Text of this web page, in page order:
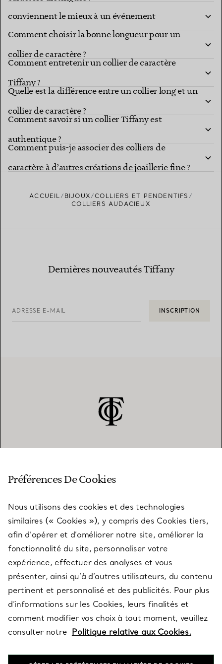
conviennent le mieux à un événement
important ?
Comment choisir la bonne longueur pour un
collier de caractère ?
Comment entretenir un collier de caractère
Tiffany ?
Quelle est la différence entre un collier long et un
collier de caractère ?
Comment savoir si un collier Tiffany est
authentique ?
Comment puis-je associer des colliers de
caractère à d’autres créations de joaillerie fine ?
ACCUEIL BIJOUX
COLLIERS ET PENDENTIFS
COLLIERS AUDACIEUX
Dernières nouveautés Tiffany
ADRESSE E-MAIL INSCRIPTION
SERVICES
À PROPOS
QUESTIONS LÉGALES
SUIVEZ-NOUS
Préférences De Cookies
Nous utilisons des cookies et des technologies
similaires (« Cookies »), y compris des Cookies tiers,
afin d’opérer et d’améliorer notre site, améliorer la
fonctionnalité du site, personnaliser votre
expérience, effectuer des analyses et vous
présenter, ainsi qu’à d’autres utilisateurs, du contenu
pertinent et personnalisé et des publicités. Pour plus
d’informations sur les Cookies, leurs finalités et
comment modifier vos choix à tout moment, veuillez
consulter notre Politique relative aux Cookies.